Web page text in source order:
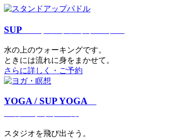
SUP
⽔の上のウォーキングです。
ときには流れに身をまかせて。
さらに詳しく・ご予約
YOGA / SUP YOGA
スタジオを⾶び出そう。